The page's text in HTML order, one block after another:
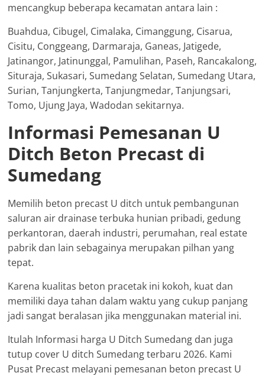
mencangkup beberapa kecamatan antara lain :
Buahdua, Cibugel, Cimalaka, Cimanggung, Cisarua,
Cisitu, Conggeang, Darmaraja, Ganeas, Jatigede,
Jatinangor, Jatinunggal, Pamulihan, Paseh, Rancakalong,
Situraja, Sukasari, Sumedang Selatan, Sumedang Utara,
Surian, Tanjungkerta, Tanjungmedar, Tanjungsari,
Tomo, Ujung Jaya, Wadodan sekitarnya.
Informasi Pemesanan U
Ditch Beton Precast di
Sumedang
Memilih beton precast U ditch untuk pembangunan
saluran air drainase terbuka hunian pribadi, gedung
perkantoran, daerah industri, perumahan, real estate
pabrik dan lain sebagainya merupakan pilhan yang
tepat.
Karena kualitas beton pracetak ini kokoh, kuat dan
memiliki daya tahan dalam waktu yang cukup panjang
jadi sangat beralasan jika menggunakan material ini.
Itulah Informasi harga U Ditch Sumedang dan juga
tutup cover U ditch Sumedang terbaru 2026. Kami
Pusat Precast melayani pemesanan beton precast U